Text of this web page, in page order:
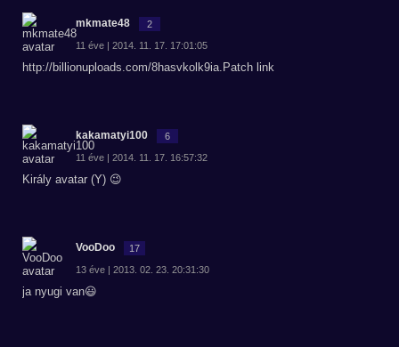
mkmate48 2
11 éve | 2014. 11. 17. 17:01:05
http://billionuploads.com/8hasvkolk9ia.Patch link
kakamatyi100 6
11 éve | 2014. 11. 17. 16:57:32
Király avatar (Y) 😉
VooDoo 17
13 éve | 2013. 02. 23. 20:31:30
ja nyugi van😃